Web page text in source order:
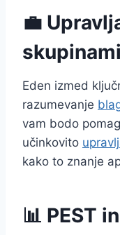
💼
skupinami
Eden izmed
razumevanje
vam bodo
učinkovito
kako to znanje
📊 PEST